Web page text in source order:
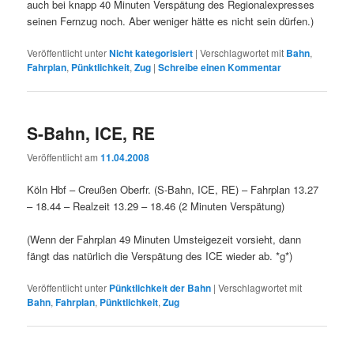
auch bei knapp 40 Minuten Verspätung des Regionalexpresses
seinen Fernzug noch. Aber weniger hätte es nicht sein dürfen.)
Veröffentlicht unterNicht kategorisiert |Verschlagwortet mit Bahn,
Fahrplan, Pünktlichkeit,Zug |Schreibe einen Kommentar
S-Bahn, ICE, RE
Veröffentlicht am11.04.2008
Köln Hbf – Creußen Oberfr. (S-Bahn, ICE, RE) – Fahrplan 13.27
– 18.44 – Realzeit 13.29 – 18.46 (2 Minuten Verspätung)
(Wenn der Fahrplan 49 Minuten Umsteigezeit vorsieht, dann
fängt das natürlich die Verspätung des ICE wieder ab. *g*)
Veröffentlicht unter Pünktlichkeit der Bahn |Verschlagwortet mit
Bahn,Fahrplan, Pünktlichkeit,Zug